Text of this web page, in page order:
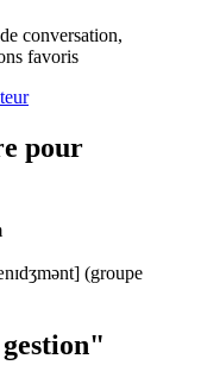
conversation,
favoris
pour
(groupe